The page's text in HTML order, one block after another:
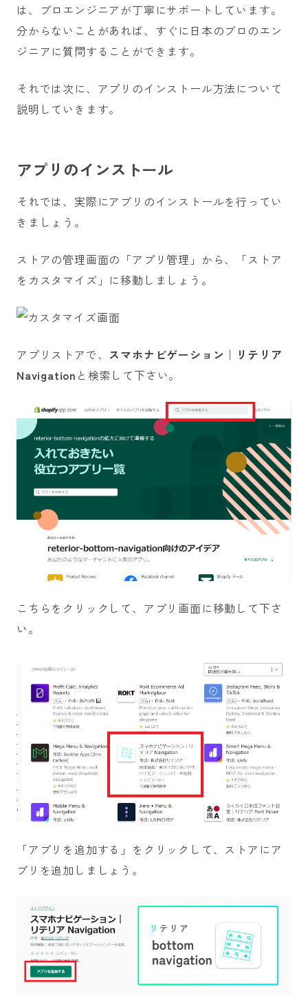
は、プロエンジニアが丁寧にサポートしています。
分からないことがあれば、すぐに日本のプロのエン
ジニアに質問することができます。
それでは次に、アプリのインストール方法について
説明していきます。
アプリのインストール
それでは、実際にアプリのインストールを行ってい
きましょう。
ストアの管理画面の「アプリ管理」から、「ストア
をカスタマイズ」に移動しましょう。
アプリストアで、 スマホナビゲーション｜リテリア
Navigation と検索して下さい。
こちらをクリックして、アプリ画面に移動して下さ
い。
「アプリを追加する」をクリックして、ストアにア
プリを追加しましょう。